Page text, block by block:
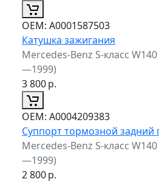
ОЕМ: A0001587503
Катушка зажигания
Mercedes-Benz S-класс
—1999)
3 800р.
ОЕМ: A0004209383
Суппорт тормозной задний
Mercedes-Benz S-класс
—1999)
2 800р.